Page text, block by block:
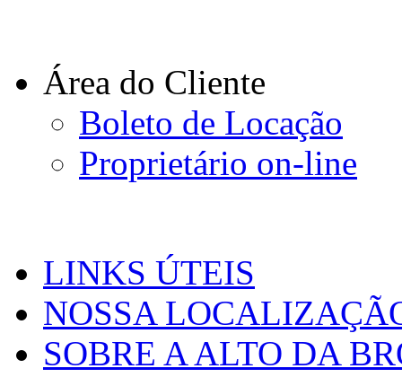
Área do Cliente
Boleto de Locação
Proprietário on-line
LINKS ÚTEIS
NOSSA
SOBRE A ALTO DA